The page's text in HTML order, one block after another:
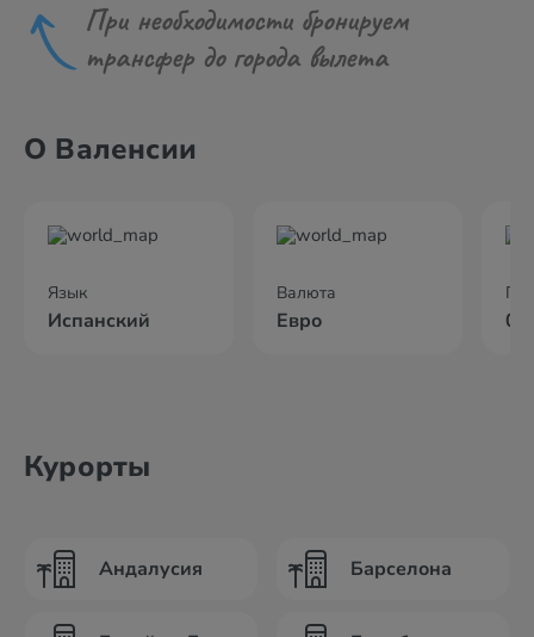
При необходимости бронируем
трансфер до города вылета
О Валенсии
Язык
Испанский
Валюта
Евро
Курорты
Андалусия Барселона